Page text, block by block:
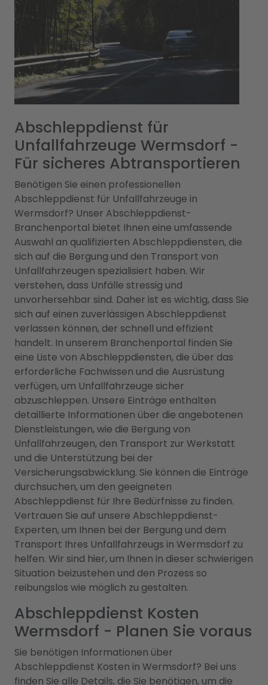
Abschleppdienst für
Unfallfahrzeuge Wermsdorf -
Für sicheres Abtransportieren
Benötigen Sie einen professionellen
Abschleppdienst für Unfallfahrzeuge in
Wermsdorf? Unser Abschleppdienst-
Branchenportal bietet Ihnen eine umfassende
Auswahl an qualifizierten Abschleppdiensten, die
sich auf die Bergung und den Transport von
Unfallfahrzeugen spezialisiert haben. Wir
verstehen, dass Unfälle stressig und
unvorhersehbar sind. Daher ist es wichtig, dass Sie
sich auf einen zuverlässigen Abschleppdienst
verlassen können, der schnell und effizient
handelt. In unserem Branchenportal finden Sie
eine Liste von Abschleppdiensten, die über das
erforderliche Fachwissen und die Ausrüstung
verfügen, um Unfallfahrzeuge sicher
abzuschleppen. Unsere Einträge enthalten
detaillierte Informationen über die angebotenen
Dienstleistungen, wie die Bergung von
Unfallfahrzeugen, den Transport zur Werkstatt
und die Unterstützung bei der
Versicherungsabwicklung. Sie können die Einträge
durchsuchen, um den geeigneten
Abschleppdienst für Ihre Bedürfnisse zu finden.
Vertrauen Sie auf unsere Abschleppdienst-
Experten, um Ihnen bei der Bergung und dem
Transport Ihres Unfallfahrzeugs in Wermsdorf zu
helfen. Wir sind hier, um Ihnen in dieser schwierigen
Situation beizustehen und den Prozess so
reibungslos wie möglich zu gestalten.
Abschleppdienst Kosten
Wermsdorf - Planen Sie voraus
Sie benötigen Informationen über
Abschleppdienst Kosten in Wermsdorf? Bei uns
finden Sie alle Details, die Sie benötigen, um die